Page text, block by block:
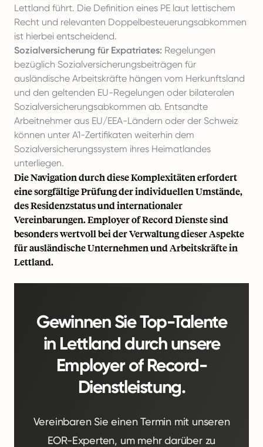
Lettland führt. Die Definition eines PE laut lettischem
Recht und relevanten Doppelbesteuerungsabkommen
ist hierbei entscheidend.
Sozialversicherung für Expatriates: Regelungen
bezüglich Sozialversicherungsbeiträgen für
ausländische Arbeitskräfte hängen vom Herkunftsland
und den geltenden EU-Regelungen oder bilateralen
Sozialversicherungsabkommen ab. Entsandte
Arbeitnehmer aus EU/EEA-Ländern oder der Schweiz
können unter A1-Zertifikaten weiterhin dem
Sozialversicherungssystem ihres Heimatlandes
unterliegen.
Die Navigation durch diese Komplexitäten erfordert
eine sorgfältige Prüfung der individuellen Umstände,
des Residenzstatus und internationaler
Vereinbarungen.Employer of RecordDienste sind
besonders wertvoll bei der Verwaltung dieser Aspekte
für ausländische Unternehmen und Arbeitskräfte in
Lettland.
Gewinnen Sie Top-Talente
in Lettland durch unsere
Employer of Record-
Dienstleistung.
Vereinbaren Sie einen Termin mit unseren
EOR-Experten, um mehr darüber zu